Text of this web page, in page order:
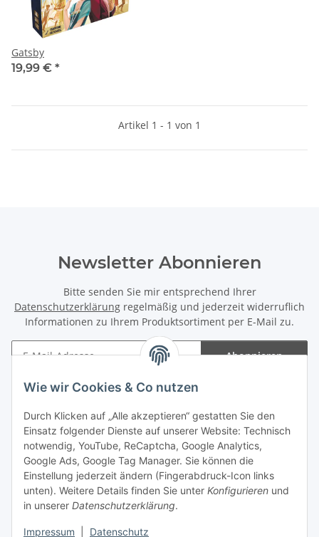
Wie wir Cookies & Co nutzen
Durch Klicken auf „Alle akzeptieren“ gestatten Sie den
Einsatz folgender Dienste auf unserer Website: Technisch
notwendig, YouTube, ReCaptcha, Google Analytics,
Google Ads, Google Tag Manager. Sie können die
Einstellung jederzeit ändern (Fingerabdruck-Icon links
unten). Weitere Details finden Sie unter Konfigurieren und
in unserer Datenschutzerklärung.
Impressum Datenschutz
Gatsby
19,99 € *
Artikel 1 - 1 von 1
Newsletter Abonnieren
Bitte senden Sie mir entsprechend Ihrer
Datenschutzerklärung regelmäßig und jederzeit widerruflich
Informationen zu Ihrem Produktsortiment per E-Mail zu.
Abonnieren
Gesetzliche Informationen
Spieletreffs in Jülich & Umgebung